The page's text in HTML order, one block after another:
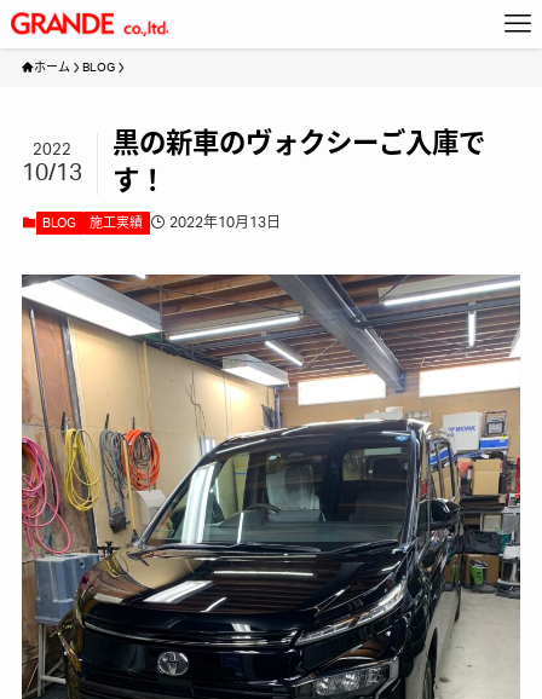
ホーム BLOG
黒の新車のヴォクシーご入庫で
す！
2022
10/13
BLOG 施工実績 2022年10月13日